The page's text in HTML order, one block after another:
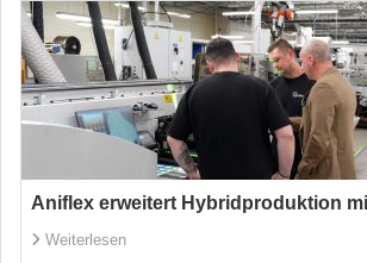
Aniflex erweitert Hybridproduktion
Weiterlesen